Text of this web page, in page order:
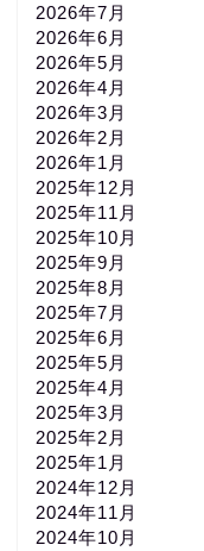
2026年7月
2026年6月
2026年5月
2026年4月
2026年3月
2026年2月
2026年1月
2025年12月
2025年11月
2025年10月
2025年9月
2025年8月
2025年7月
2025年6月
2025年5月
2025年4月
2025年3月
2025年2月
2025年1月
2024年12月
2024年11月
2024年10月